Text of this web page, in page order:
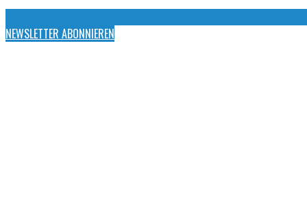
NEWSLETTER ABONNIEREN